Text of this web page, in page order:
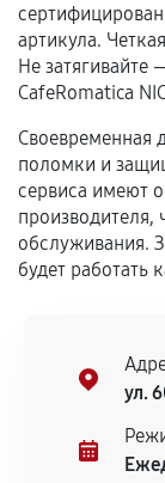
Гарантия
соблюдены
центром.
При этом
сервисный
артикула.
Не
CafeRomatica
Своевременная
поломки и
сервиса имеют
производителя,
обслуживания.
будет работать
ул.